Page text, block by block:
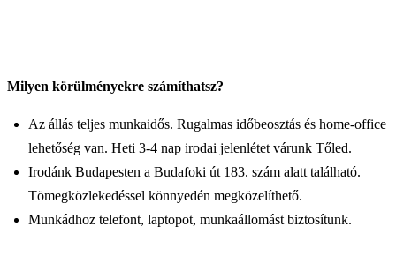
Milyen körülményekre számíthatsz?
Az állás teljes munkaidős. Rugalmas időbeosztás és home-office
lehetőség van. Heti 3-4 nap irodai jelenlétet várunk Tőled.
Irodánk Budapesten a Budafoki út 183. szám alatt található.
Tömegközlekedéssel könnyedén megközelíthető.
Munkádhoz telefont, laptopot, munkaállomást biztosítunk.